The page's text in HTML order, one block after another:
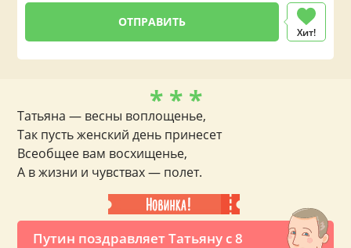
Хит!
Путин поздравляет Татьяну с 8
* * *
Татьяна — весны воплощенье,
Так пусть женский день принесет
Всеобщее вам восхищенье,
А в жизни и чувствах — полет.